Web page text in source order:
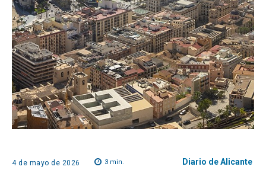
4 de mayo de 2026 3min. Diario de Alicante